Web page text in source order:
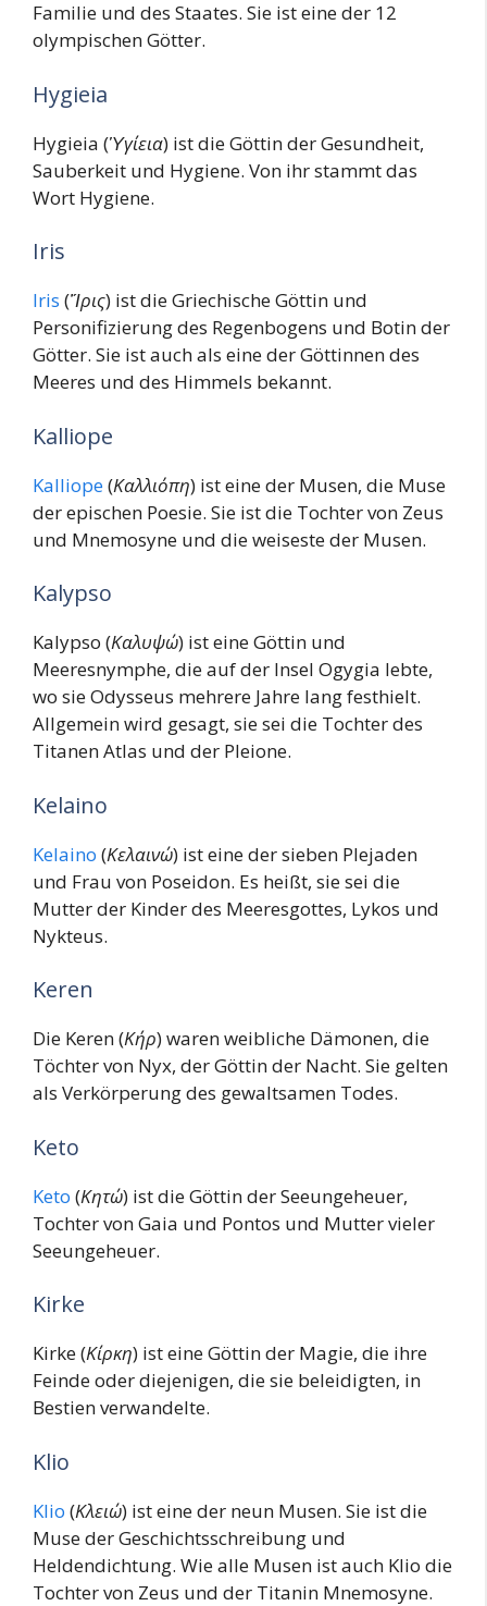
Familie und des Staates. Sie ist eine der 12
olympischen Götter.
Hygieia
Hygieia (Ὑγίεια) ist die Göttin der Gesundheit,
Sauberkeit und Hygiene. Von ihr stammt das
Wort Hygiene.
Iris
Iris (Ἴρις) ist die Griechische Göttin und
Personifizierung des Regenbogens und Botin der
Götter. Sie ist auch als eine der Göttinnen des
Meeres und des Himmels bekannt.
Kalliope
Kalliope(Καλλιόπη) ist eine der Musen, die Muse
der epischen Poesie. Sie ist die Tochter von Zeus
und Mnemosyne und die weiseste der Musen.
Kalypso
Kalypso (Καλυψώ) ist eine Göttin und
Meeresnymphe, die auf der Insel Ogygia lebte,
wo sie Odysseus mehrere Jahre lang festhielt.
Allgemein wird gesagt, sie sei die Tochter des
Titanen Atlas und der Pleione.
Kelaino
Kelaino (Κελαινώ) ist eine der sieben Plejaden
und Frau von Poseidon. Es heißt, sie sei die
Mutter der Kinder des Meeresgottes, Lykos und
Nykteus.
Keren
Die Keren (Κήρ) waren weibliche Dämonen, die
Töchter von Nyx, der Göttin der Nacht. Sie gelten
als Verkörperung des gewaltsamen Todes.
Keto
Keto (Κητώ) ist die Göttin der Seeungeheuer,
Tochter von Gaia und Pontos und Mutter vieler
Seeungeheuer.
Kirke
Kirke (Κίρκη) ist eine Göttin der Magie, die ihre
Feinde oder diejenigen, die sie beleidigten, in
Bestien verwandelte.
Klio
Klio (Κλειώ) ist eine der neun Musen. Sie ist die
Muse der Geschichtsschreibung und
Heldendichtung. Wie alle Musen ist auch Klio die
Tochter von Zeus und der Titanin Mnemosyne.